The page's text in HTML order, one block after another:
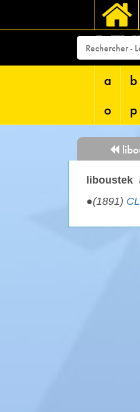
a b
o
p
liboustek
●(1891)